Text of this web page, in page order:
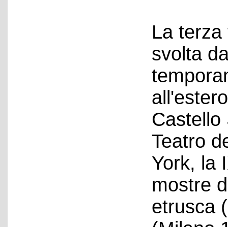
La
svolta
Castello
Teatro
York, la
mostre
etrusca